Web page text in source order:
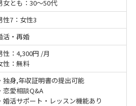
女とも：30〜50代
性7：女性3
活・再婚
性：4,300円 /月
性：無料
独身,年収証明書の提出可能
恋愛相談Q&A
婚活サポート・レッスン機能あり